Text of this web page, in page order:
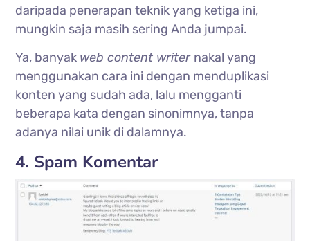
daripada penerapan teknik yang ketiga ini,
mungkin saja masih sering Anda jumpai.
Ya, banyak web content writer nakal yang
menggunakan cara ini dengan menduplikasi
konten yang sudah ada, lalu mengganti
beberapa kata dengan sinonimnya, tanpa
adanya nilai unik di dalamnya.
4. Spam Komentar